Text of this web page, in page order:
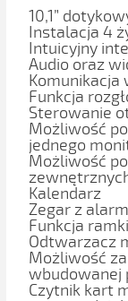
10,1”
Instalacja 4
Intuicyjny
Audio oraz
Funkcja
Sterowanie
Możliwość
jednego
Możliwość
Kalendarz
Zegar z
Funkcja
Odtwarzacz
Możliwość
wbudowanej
Czytnik kart